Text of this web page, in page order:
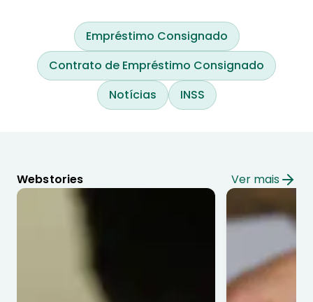
Empréstimo Consignado
Contrato de Empréstimo Consignado
Notícias
INSS
Webstories Ver mais